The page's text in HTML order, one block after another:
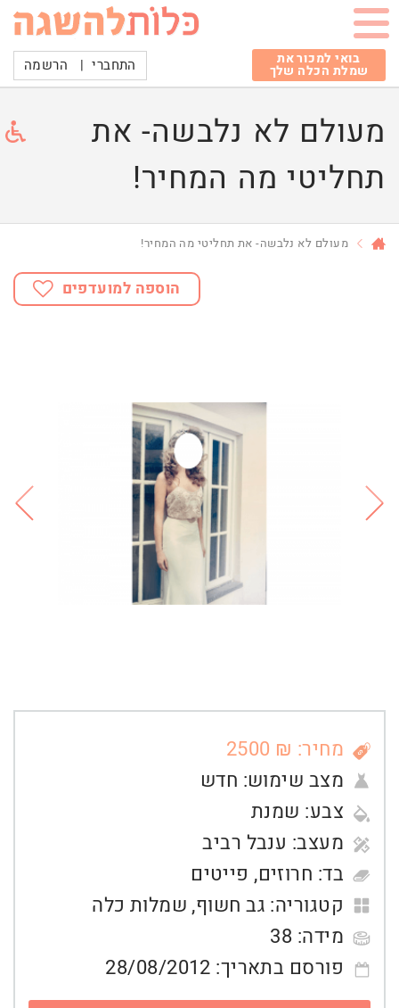
בואי למכור את
שמלת הכלה שלך התחברי | הרשמה
מעולם לא נלבשה- את
תחליטי מה המחיר!
מעולם לא נלבשה- את תחליטי מה המחיר!
הוספה למועדפים
מחיר: ₪ 2500
מצב שימוש: חדש
צבע: שמנת
מעצב: ענבל רביב
בד: חרוזים, פייטים
קטגוריה: גב חשוף, שמלות כלה
מידה: 38
פורסם בתאריך: 28/08/2012